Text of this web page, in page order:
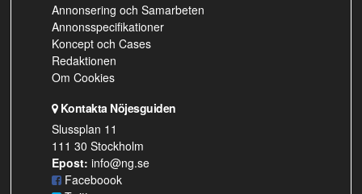
Annonsering och Samarbeten
Annonsspecifikationer
Koncept och Cases
Redaktionen
Om Cookies
Kontakta Nöjesguiden
Slussplan 11
111 30 Stockholm
Epost: info@ng.se
Faceboook